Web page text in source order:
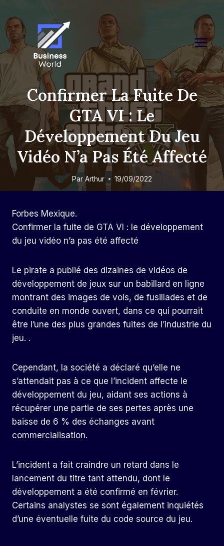
to
content
Confirmer La Fuite De
GTA VI : Le
Développement Du Jeu
Vidéo N’a Pas Été Affecté
Par Arthur 19/09/2022
Forbes Mexique.
Confirmer la fuite de GTA VI : le développement
du jeu vidéo n’a pas été affecté
Le pirate a publié des dizaines de vidéos de
développement de jeux sur un babillard en ligne
montrant des images de vols, de fusillades et de
conduite en monde ouvert, dans ce qui pourrait
être l’une des plus grandes fuites de l’industrie du
jeu. .
Cependant, la société a déclaré qu’elle ne
s’attendait pas à ce que l’incident affecte le
développement du jeu, aidant ses actions à
récupérer une partie de ses pertes après une
baisse de 6 % des échanges avant
commercialisation.
L’incident a fait craindre un retard dans le
lancement du titre tant attendu, dont le
développement a été confirmé en février.
Certains analystes se sont également inquiétés
d’une éventuelle fuite du code source du jeu.